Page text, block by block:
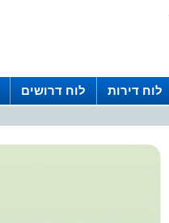
לוח דירות לוח דרושים